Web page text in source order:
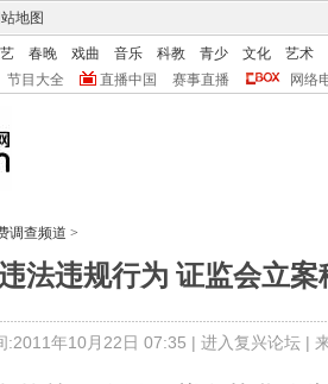
地图
春晚 戏曲 音乐 科教 青少 文化
艺术
节目大全 直播中国 赛事直播 网络
调查频道 >
法违规行为 证监会立案
:2011年10月22日 07:35 | 进入复兴论坛|